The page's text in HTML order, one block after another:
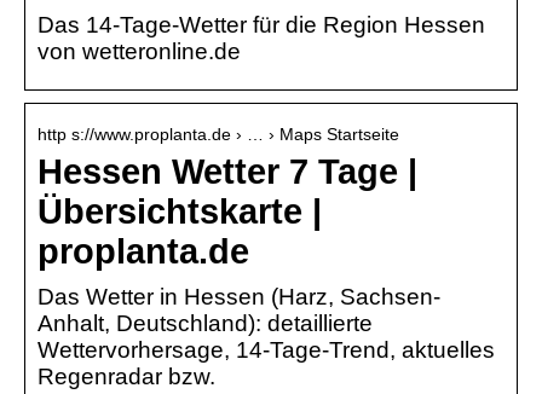
Das 14-Tage-Wetter für die Region Hessen
von wetteronline.de
http s://www.proplanta.de › … › Maps Startseite
Hessen Wetter 7 Tage |
Übersichtskarte |
proplanta.de
Das Wetter in Hessen (Harz, Sachsen-
Anhalt, Deutschland): detaillierte
Wettervorhersage, 14-Tage-Trend, aktuelles
Regenradar bzw.